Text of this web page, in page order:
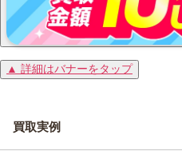
▲ 詳細はバナーをタップ
買取実例